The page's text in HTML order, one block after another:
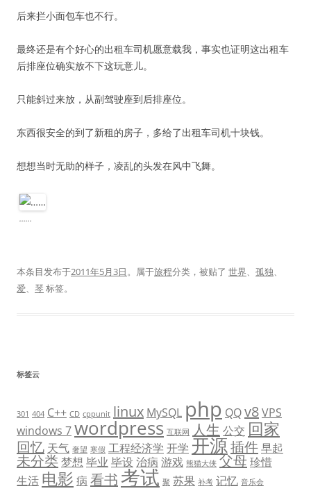
后来拦小面包车也不行。
最终还是有个好心的出租车司机愿意载我，事实也证明这出租车
后排座位确实放不下这玩意儿。
只能斜过来放，从副驾驶座到后排座位。
东西很安全的到了新租的房子，多给了出租车司机十块钱。
想想当时无助的样子，凌乱的头发在风中飞舞。
……
本条目发布于2011年5月3日。属于旅程分类，被贴了 世界、 孤独、
爱、 琴 标签。
标签云
301 404 C++ CD cppunit linux MySQL php QQv8VPS
windows 7wordpress 互联网 人生 公交 回家
回忆 天气 奢望 寒假 工程经济学 开学 开源插件早起
未分类 梦想 毕业 毕设 治病 游戏 熊猫大侠 父母珍惜
生活 电影 病 看书 考试 聚 苏果 补考 记忆 音乐会